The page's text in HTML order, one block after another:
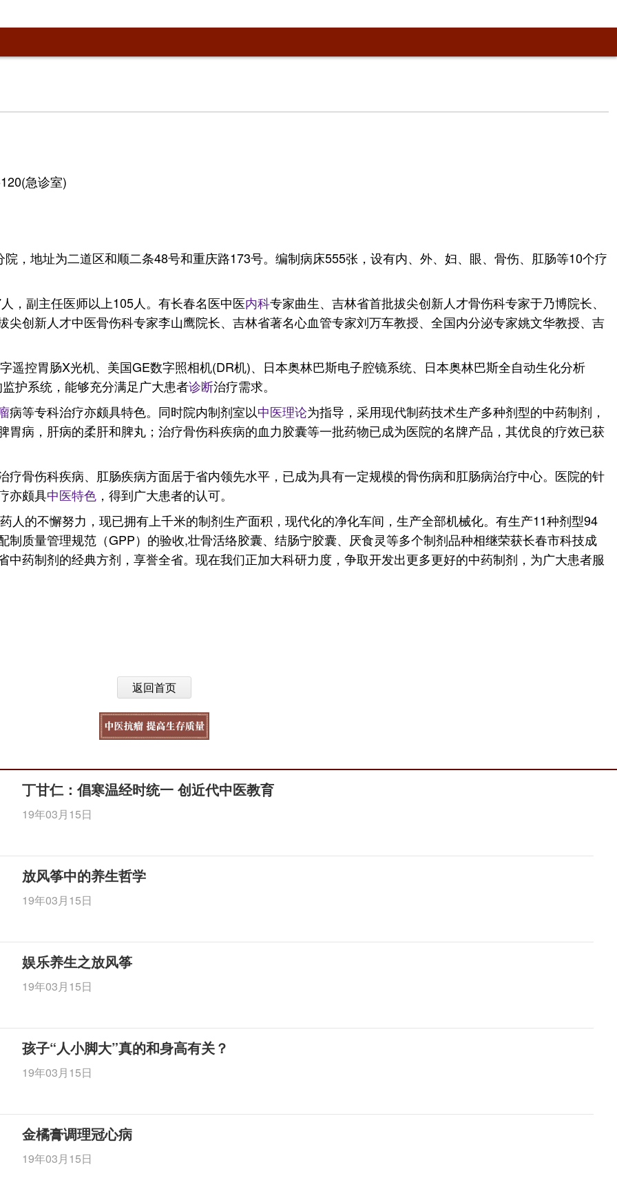
急诊室)
，地址为二道区和顺二条48号和重庆路173号。编制病床555张，设有内、外、妇、眼、骨伤、肛肠等10个疗
，副主任医师以上105人。有长春名医中医内科专家曲生、吉林省首批拔尖创新人才骨伤科专家于乃博院长、
尖创新人才中医骨伤科专家李山鹰院长、吉林省著名心血管专家刘万车教授、全国内分泌专家姚文华教授、吉
遥控胃肠X光机、美国GE数字照相机(DR机)、日本奥林巴斯电子腔镜系统、日本奥林巴斯全自动生化分析
护系统，能够充分满足广大患者诊断治疗需求。
病等专科治疗亦颇具特色。同时院内制剂室以中医理论为指导，采用现代制药技术生产多种剂型的中药制剂，
病，肝病的柔肝和脾丸；治疗骨伤科疾病的血力胶囊等一批药物已成为医院的名牌产品，其优良的疗效已获
骨伤科疾病、肛肠疾病方面居于省内领先水平，已成为具有一定规模的骨伤病和肛肠病治疗中心。医院的针
亦颇具中医特色 ，得到广大患者的认可。
人的不懈努力，现已拥有上千米的制剂生产面积，现代化的净化车间，生产全部机械化。有生产11种剂型94
质量管理规范（GPP）的验收,壮骨活络胶囊、结肠宁胶囊、厌食灵等多个制剂品种相继荣获长春市科技成
药制剂的经典方剂，享誉全省。现在我们正加大科研力度，争取开发出更多更好的中药制剂，为广大患者服
返回首页
丁甘仁：倡寒温经时统一 创近代中医教育
19年03月15日
放风筝中的养生哲学
19年03月15日
娱乐养生之放风筝
19年03月15日
孩子“人小脚大”真的和身高有关？
19年03月15日
金橘膏调理冠心病
19年03月15日